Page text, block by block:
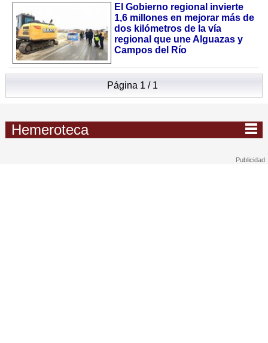
El Gobierno regional invierte
1,6 millones en mejorar más de
dos kilómetros de la vía
regional que une Alguazas y
Campos del Río
Página 1 / 1
Hemeroteca